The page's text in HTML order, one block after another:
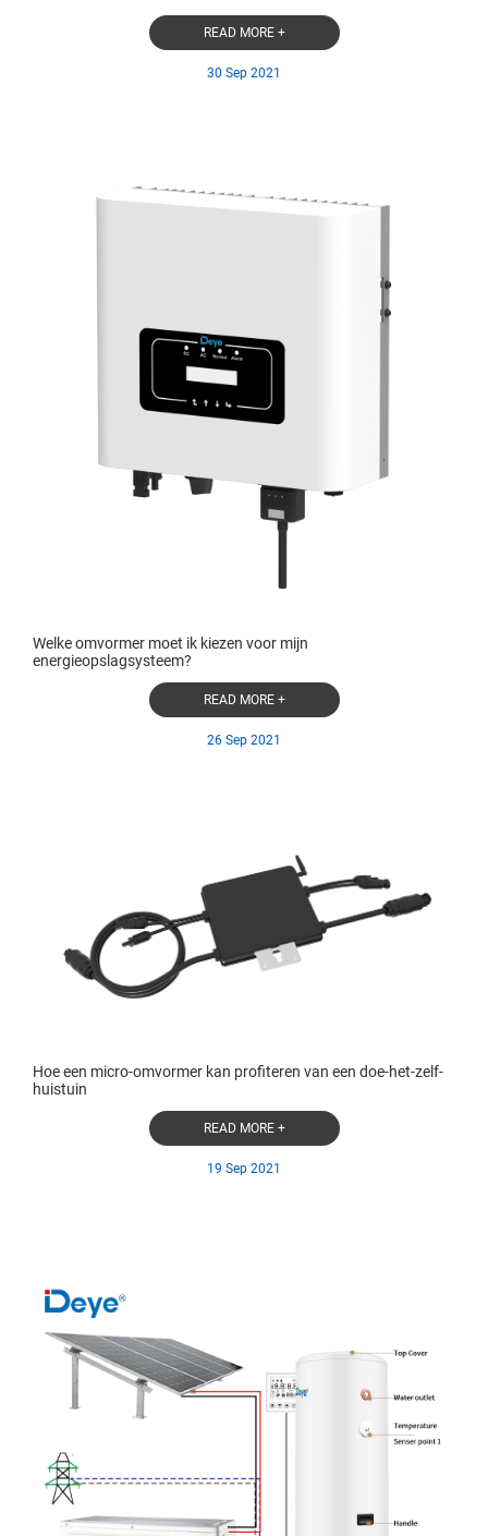
READ MORE +
30 Sep 2021
Welke omvormer moet ik kiezen voor mijn
energieopslagsysteem?
READ MORE +
26 Sep 2021
Hoe een micro-omvormer kan profiteren van een doe-het-zelf-
huistuin
READ MORE +
19 Sep 2021